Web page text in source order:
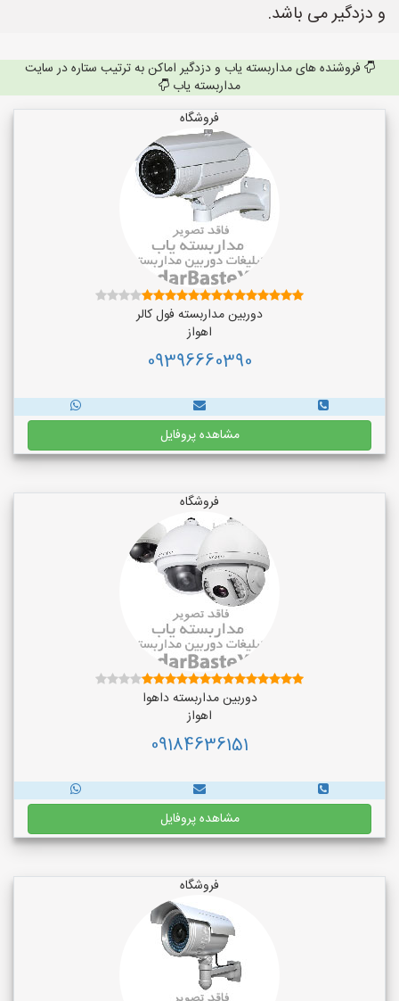
و دزدگیر می باشد.
فروشنده های مداربسته یاب و دزدگیر اماکن به ترتیب ستاره در سایت
مداربسته یاب
فروشگاه
دوربین مداربسته فول کالر
اهواز
09396660390
مشاهده پروفایل
فروشگاه
دوربین مداربسته داهوا
اهواز
09184636151
مشاهده پروفایل
فروشگاه